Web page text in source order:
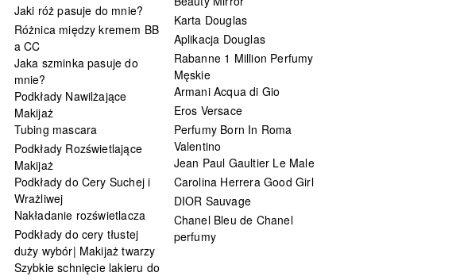
Jaki róż pasuje do mnie?
Różnica między kremem BB
a CC
Jaka szminka pasuje do
mnie?
Podkłady Nawilżające
Makijaż
Tubing mascara
Podkłady Rozświetlające
Makijaż
Podkłady do Cery Suchej i
Wrażliwej
Nakładanie rozświetlacza
Podkłady do cery tłustej
duży wybór| Makijaż twarzy
Szybkie schnięcie lakieru do
Karta Douglas
Aplikacja Douglas
Rabanne 1 Million Perfumy
Męskie
Armani Acqua di Gio
Eros Versace
Perfumy Born In Roma
Valentino
Jean Paul Gaultier Le Male
Carolina Herrera Good Girl
DIOR Sauvage
Chanel Bleu de Chanel
perfumy